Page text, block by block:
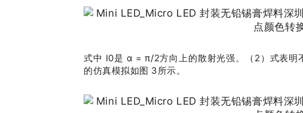
式中 I0是 α = π/2方向上的散射光强。（2）式表明
的仿真模拟如图 3所示。